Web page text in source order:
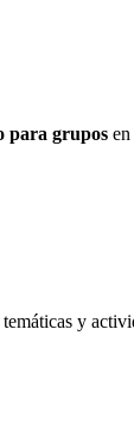
para grupos
y